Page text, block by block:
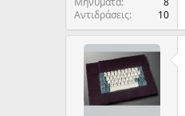
Αντιδράσεις
10